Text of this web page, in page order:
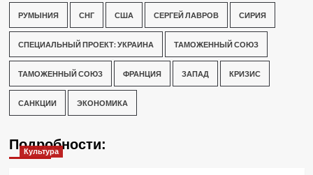
РУМЫНИЯ СНГ США СЕРГЕЙ ЛАВРОВ СИРИЯ
СПЕЦИАЛЬНЫЙ ПРОЕКТ: УКРАИНА ТАМОЖЕННЫЙ СОЮЗ
ТАМОЖЕННЫЙ СОЮЗ ФРАНЦИЯ ЗАПАД КРИЗИС
САНКЦИИ ЭКОНОМИКА
Подробности:
Культура